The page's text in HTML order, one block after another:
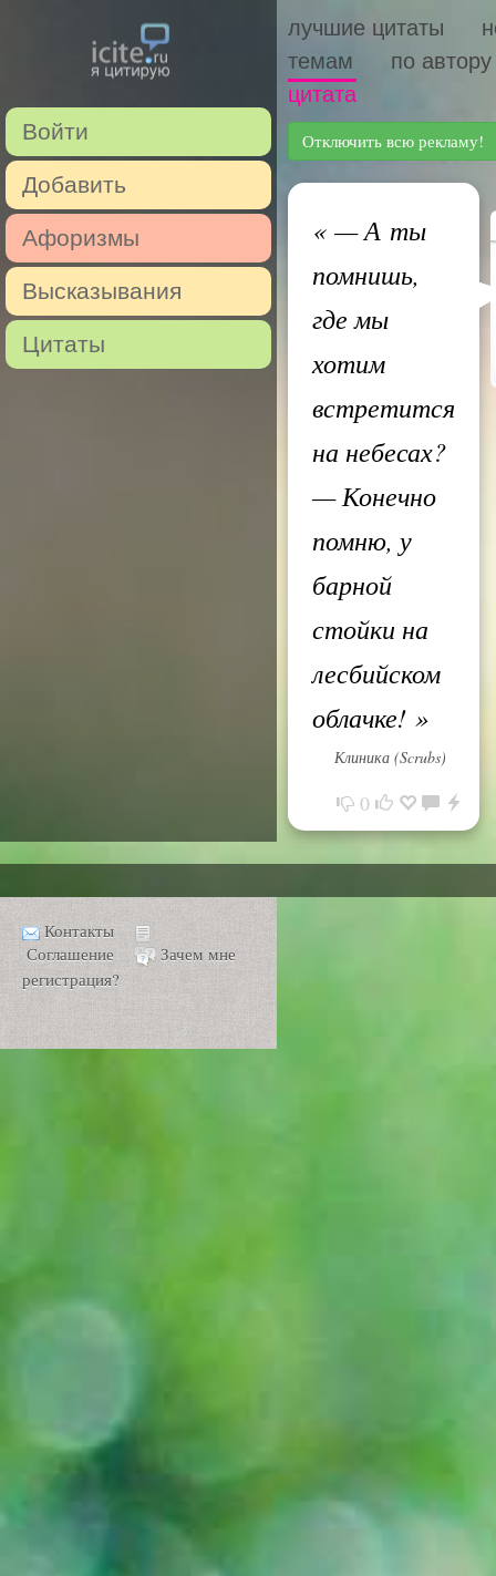
Войти
Добавить
Афоризмы
Высказывания
Цитаты
лучшие цитаты
темам
по автору
цитата
Отключить всю рекламу!
«— А ты
помнишь,
где мы
хотим
встретится
на небесах?
— Конечно
помню, у
барной
стойки на
лесбийском
облачке! »
Клиника (Scrubs)
0
Контакты
Соглашение
Зачем мне
регистрация?